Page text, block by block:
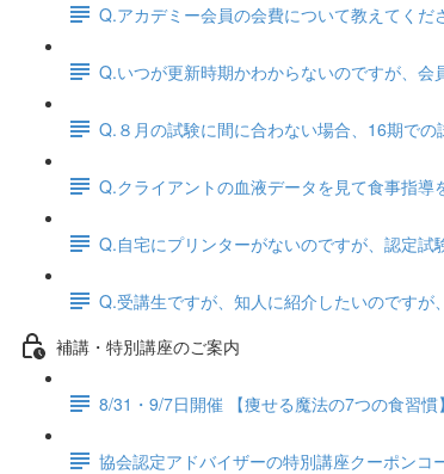
Q.アカデミー会員の会費について教えてくだ
Q.いつが更新時期かわからないのですが、会
Q.８月の試験に間に合わない場合、16期で
Q.クライアントの血液データを見て食事指導
Q.自宅にプリンターがないのですが、認定試
Q.受講生ですが、知人に紹介したいのですが
補講・特別講座のご案内
8/31・9/7日開催 【痩せる魔法の7つの食習
協会認定アドバイザーの特別講座クーポンコ